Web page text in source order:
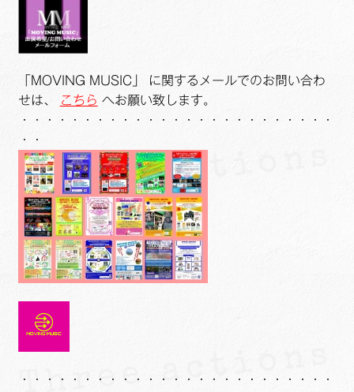
「MOVING MUSIC」 に関するメールでのお問い合わ
せは、
こちら へお願い致します。
・・・・・・・・・・・・・・・・・・・・・・・・・
・・
・・・・・・・・・・・・・・・・・・・・・・・・・